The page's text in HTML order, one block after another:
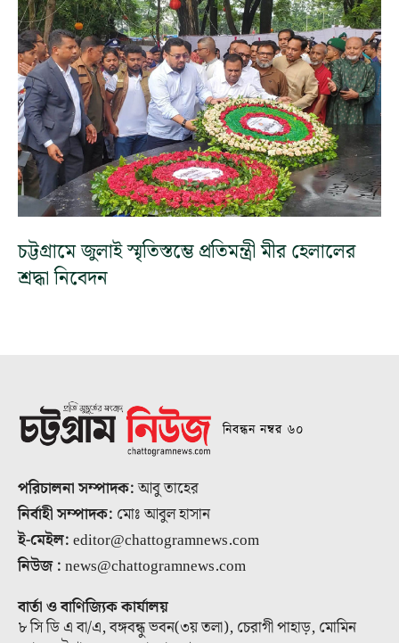
চট্টগ্রামে জুলাই স্মৃতিস্তম্ভে প্রতিমন্ত্রী মীর হেলালের
শ্রদ্ধা নিবেদন
নিবন্ধন নম্বর ৬০
পরিচালনা সম্পাদক:আবু তাহের
নির্বাহী সম্পাদক: মোঃ আবুল হাসান
ই-মেইল:editor@chattogramnews.com
নিউজ :news@chattogramnews.com
বার্তা ও বাণিজ্যিক কার্যালয়
৮ সি ডি এ বা/এ, বঙ্গবন্ধু ভবন(৩য় তলা), চেরাগী পাহাড়, মোমিন